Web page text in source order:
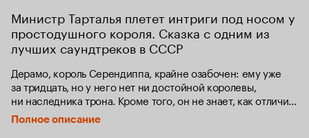
Министр Тарталья плетет интриги под носом у
простодушного короля. Сказка с одним из
лучших саундтреков в СССР
Дерамо, король Серендиппа, крайне озабочен: ему уже
за тридцать, но у него нет ни достойной королевы,
ни наследника трона. Кроме того, он не знает, как отличить
искреннюю любовь от придворной лести. Волшебник
берется поставить опыт, который поможет осуществить
Полное описание